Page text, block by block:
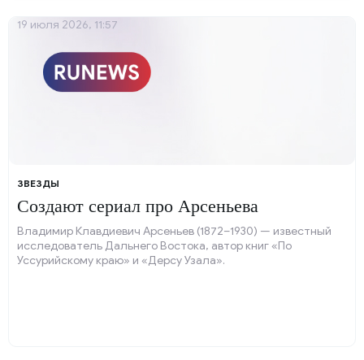
ЗВЕЗДЫ
Создают сериал про Арсеньева
Владимир Клавдиевич Арсеньев (1872–1930) — известный
исследователь Дальнего Востока, автор книг «По
Уссурийскому краю» и «Дерсу Узала».
19 июля 2026, 11:57